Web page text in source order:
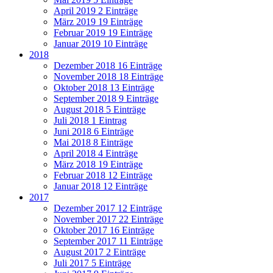
April 2019 2 Einträge
März 2019 19 Einträge
Februar 2019 19 Einträge
Januar 2019 10 Einträge
2018
Dezember 2018 16 Einträge
November 2018 18 Einträge
Oktober 2018 13 Einträge
September 2018 9 Einträge
August 2018 5 Einträge
Juli 2018 1 Eintrag
Juni 2018 6 Einträge
Mai 2018 8 Einträge
April 2018 4 Einträge
März 2018 19 Einträge
Februar 2018 12 Einträge
Januar 2018 12 Einträge
2017
Dezember 2017 12 Einträge
November 2017 22 Einträge
Oktober 2017 16 Einträge
September 2017 11 Einträge
August 2017 2 Einträge
Juli 2017 5 Einträge